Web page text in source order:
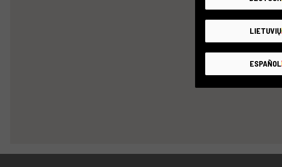
LIETUVIŲ
ESPAÑOL